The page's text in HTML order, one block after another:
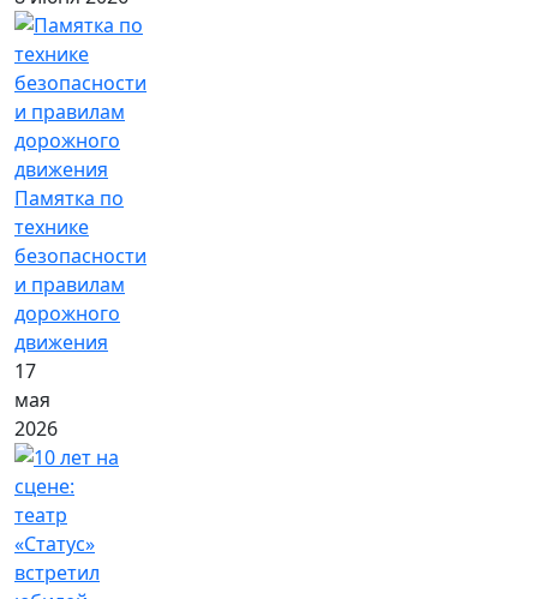
Памятка по
технике
безопасности
и правилам
дорожного
движения
17
мая
2026